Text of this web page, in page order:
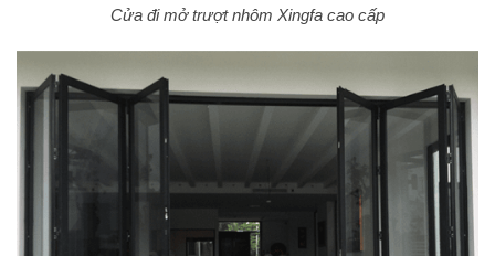
Cửa đi mở trượt nhôm Xingfa cao cấp